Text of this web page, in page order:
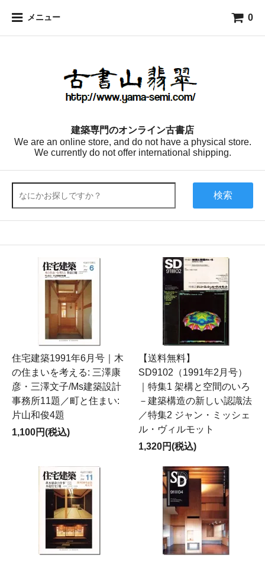
メニュー 0
建築専門のオンライン古書店
We are an online store, and do not have a physical store.
We currently do not offer international shipping.
検索
住宅建築1991年6月号｜木
の住まいを考える: 三澤康
彦・三澤文子/Ms建築設計
事務所11題／町と住まい:
片山和俊4題
1,100円(税込)
【送料無料】
SD9102（1991年2月号）
｜特集1 架構と空間のいろ
－建築構造の新しい認識法
／特集2 ジャン・ミッシェ
ル・ヴィルモット
1,320円(税込)